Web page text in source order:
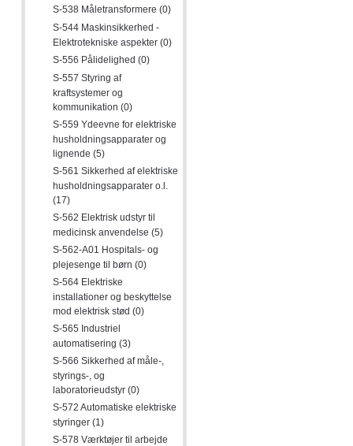
S-538 Måletransformere (0)
S-544 Maskinsikkerhed -
Elektrotekniske aspekter (0)
S-556 Pålidelighed (0)
S-557 Styring af
kraftsystemer og
kommunikation (0)
S-559 Ydeevne for elektriske
husholdningsapparater og
lignende (5)
S-561 Sikkerhed af elektriske
husholdningsapparater o.l.
(17)
S-562 Elektrisk udstyr til
medicinsk anvendelse (5)
S-562-A01 Hospitals- og
plejesenge til børn (0)
S-564 Elektriske
installationer og beskyttelse
mod elektrisk stød (0)
S-565 Industriel
automatisering (3)
S-566 Sikkerhed af måle-,
styrings-, og
laboratorieudstyr (0)
S-572 Automatiske elektriske
styringer (1)
S-578 Værktøjer til arbejde